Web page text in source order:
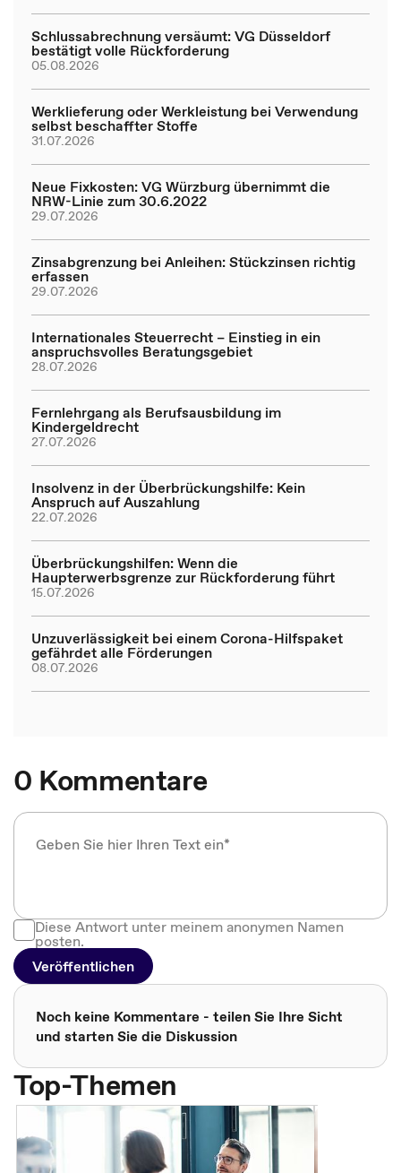
Schlussabrechnung versäumt: VG Düsseldorf
bestätigt volle Rückforderung
05.08.2026
Werklieferung oder Werkleistung bei Verwendung
selbst beschaffter Stoffe
31.07.2026
Neue Fixkosten: VG Würzburg übernimmt die
NRW-Linie zum 30.6.2022
29.07.2026
Zinsabgrenzung bei Anleihen: Stückzinsen richtig
erfassen
29.07.2026
Internationales Steuerrecht – Einstieg in ein
anspruchsvolles Beratungsgebiet
28.07.2026
Fernlehrgang als Berufsausbildung im
Kindergeldrecht
27.07.2026
Insolvenz in der Überbrückungshilfe: Kein
Anspruch auf Auszahlung
22.07.2026
Überbrückungshilfen: Wenn die
Haupterwerbsgrenze zur Rückforderung führt
15.07.2026
Unzuverlässigkeit bei einem Corona-Hilfspaket
gefährdet alle Förderungen
08.07.2026
0 Kommentare
Diese Antwort unter meinem anonymen Namen
posten.
Veröffentlichen
Noch keine Kommentare - teilen Sie Ihre Sicht
und starten Sie die Diskussion
Top-Themen